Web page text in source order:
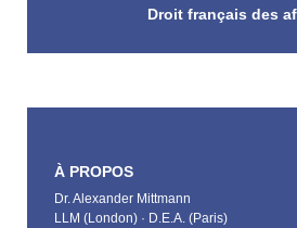
Droit français des
À PROPOS
Dr. Alexander Mittmann
LLM (London) · D.E.A. (Paris)